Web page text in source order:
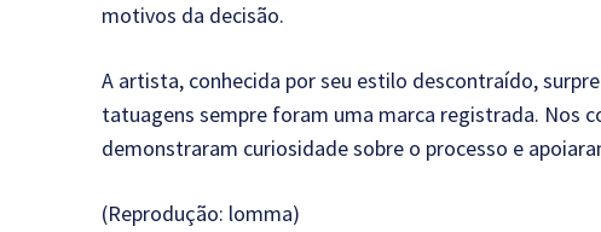
motivos da decisão.
A artista, conhecida por seu estilo descontraído,
tatuagens sempre foram uma marca registrada. Nos
demonstraram curiosidade sobre o processo e
(Reprodução: lomma)